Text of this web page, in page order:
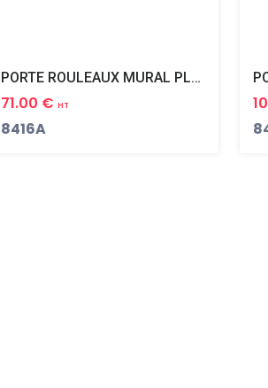
PORTE ROULEAUX MURAL PLAZA
71.00 € HT
8416A